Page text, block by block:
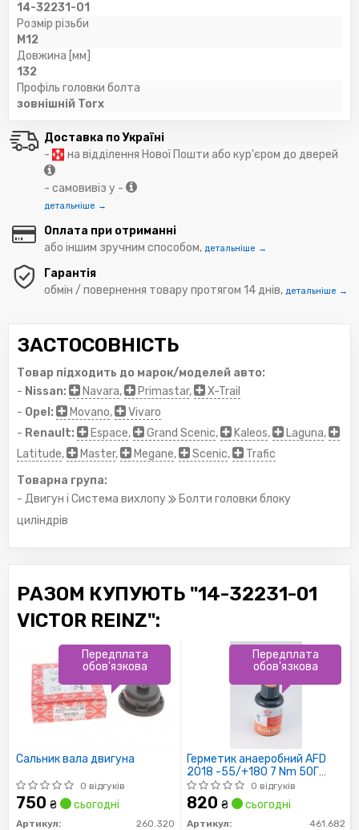
14-32231-01
Розмір різьби
M12
Довжина [мм]
132
Профіль головки болта
зовнішній Torx
Доставка по Україні
-
на відділення Нової Пошти або кур'єром до дверей
- самовивіз у -
детальніше →
Оплата при отриманні
або іншим зручним способом, детальніше →
Гарантія
обмін / повернення товару протягом 14 днів, детальніше →
ЗАСТОСОВНІСТЬ
Товар підходить до марок/моделей авто:
- Nissan: Navara, Primastar,
X-Trail
- Opel: Movano,
Vivaro
- Renault: Espace, Grand Scenic, Kaleos, Laguna,
Latitude, Master, Megane, Scenic,
Trafic
Товарна група:
- Двигун і Система вихлопу
Болти головки блоку
циліндрів
РАЗОМ КУПУЮТЬ "14-32231-01
VICTOR REINZ":
Сальник вала двигуна
0 відгуків
750 ₴ сьогодні
Артикул:
260.320
Передплата
обов'язкова
Герметик анаеробний AFD
2018 -55/+180 7 Nm 50Г
помаранчевий (вир-во Elring)
0 відгуків
820 ₴ сьогодні
Артикул:
461.682
Передплата
обов'язкова